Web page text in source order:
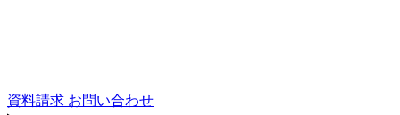
資料請求 お問い合わせ